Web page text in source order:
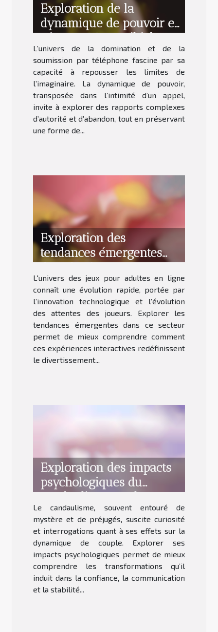
Exploration de la
dynamique de pouvoir en
séance SM par téléphone
L’univers de la domination et de la
soumission par téléphone fascine par sa
capacité à repousser les limites de
l’imaginaire. La dynamique de pouvoir,
transposée dans l’intimité d’un appel,
invite à explorer des rapports complexes
d’autorité et d’abandon, tout en préservant
une forme de...
Exploration des
tendances émergentes
dans les jeux pour
adultes en ligne
L'univers des jeux pour adultes en ligne
connaît une évolution rapide, portée par
l’innovation technologique et l’évolution
des attentes des joueurs. Explorer les
tendances émergentes dans ce secteur
permet de mieux comprendre comment
ces expériences interactives redéfinissent
le divertissement...
Exploration des impacts
psychologiques du
candaulisme sur les
relations
Le candaulisme, souvent entouré de
mystère et de préjugés, suscite curiosité
et interrogations quant à ses effets sur la
dynamique de couple. Explorer ses
impacts psychologiques permet de mieux
comprendre les transformations qu’il
induit dans la confiance, la communication
et la stabilité...